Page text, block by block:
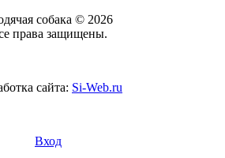
собака © 2026
права защищены.
сайта: Si-Web.ru
Вход